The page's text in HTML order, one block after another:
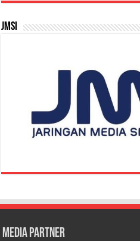
JMSI
Media Partner